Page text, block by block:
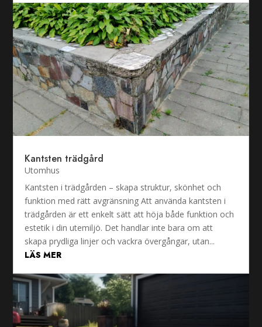
Kantsten trädgård
Utomhus
Kantsten i trädgården – skapa struktur, skönhet och
funktion med rätt avgränsning Att använda kantsten i
trädgården är ett enkelt sätt att höja både funktion och
estetik i din utemiljö. Det handlar inte bara om att
skapa prydliga linjer och vackra övergångar, utan...
LÄS MER